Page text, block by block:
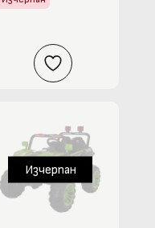
Изчерпан